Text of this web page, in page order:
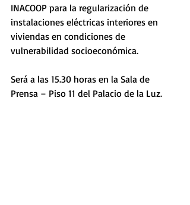
INACOOP para la regularización de
instalaciones eléctricas interiores en
viviendas en condiciones de
vulnerabilidad socioeconómica.
Será a las 15.30 horas en la Sala de
Prensa – Piso 11 del Palacio de la Luz.